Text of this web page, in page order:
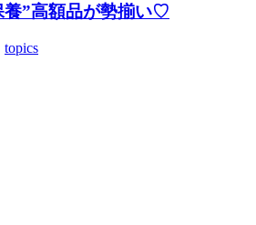
養”高額品が勢揃い♡
topics